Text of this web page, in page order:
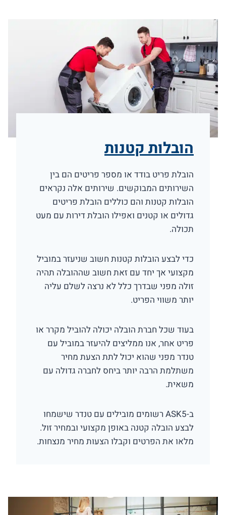
הובלות קטנות
הובלת פריט בודד או מספר פריטים הם בין
השירותים המבוקשים. שירותים אלה נקראים
הובלות קטנות והם כוללים הובלת פריטים
גדולים או קטנים ואפילו הובלת דירות עם מעט
תכולה.
כדי לבצע הובלות קטנות חשוב שניעזר במוביל
מקצועי אך יחד עם זאת חשוב שההובלה תהיה
זולה מפני שבדרך כלל לא נרצה לשלם עליה
יותר משווי הפריט.
בעוד שכל חברת הובלה יכולה להוביל מקרר או
פריט אחר, אנו ממליצים להיעזר במוביל עם
טנדר מפני שהוא יכול לתת הצעת מחיר
משתלמת הרבה יותר ביחס לחברה גדולה עם
משאית.
ב-ASK5 רשומים מובילים עם טנדר שישמחו
לבצע הובלה קטנה באופן מקצועי ובמחיר זול.
מלאו את הפרטים וקבלו הצעות מחיר מנצחות.